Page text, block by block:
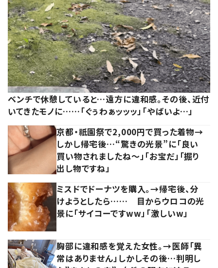
ベンチで休憩していると…遠方に違和感。その後、近付
いてきたモノに……「ぐぅわぁッッッ」「やばいよ…」
京都・祇園祭で2,000円で買った着物→
しかし帰宅後…“驚きの光景”に「良い
買い物されましたね～」「お宝だ」「掘り
出し物ですね」
ミスドでドーナツを購入。→帰宅後、分
けようとしたら…… 目からウロコの光
景に「サイコーですww」「激しいw」
胸部に違和感を覚えた女性。→医師「異
常はありません」しかしその後…判明し